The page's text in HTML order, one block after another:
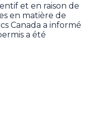
et en raison de
en matière de
Canada a informé
a été